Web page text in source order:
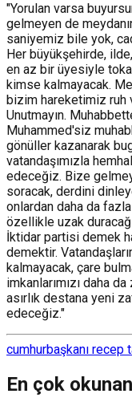
"Yorulan varsa
gelmeyen de
saniyemiz bile yok,
Her büyükşehirde,
en az bir üyesiyle
kimse kalmayacak.
bizim hareketimiz ruh
Unutmayın.
Muhammed'siz
gönüller kazanarak
vatandaşımızla
edeceğiz. Bize
soracak, derdini
onlardan daha da
özellikle uzak
İktidar partisi demek
demektir.
kalmayacak, çare
imkanlarımızı daha
asırlık destana yeni
edeceğiz."
cumhurbaşkanı recep
En çok